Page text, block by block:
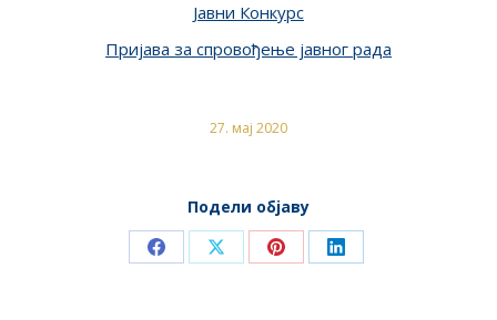
Јавни Конкурс
Пријава за спровођење јавног рада
27. мај 2020
Подели објаву
Share Share Share Share